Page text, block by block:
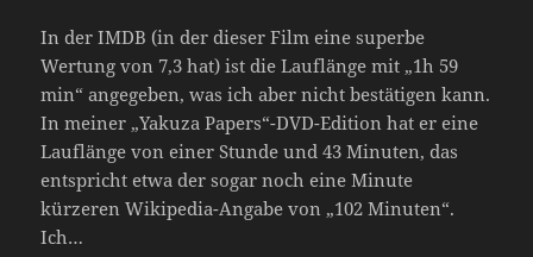
In der IMDB (in der dieser Film eine superbe
Wertung von 7,3 hat) ist die Lauflänge mit „1h 59
min“ angegeben, was ich aber nicht bestätigen kann.
In meiner „Yakuza Papers“-DVD-Edition hat er eine
Lauflänge von einer Stunde und 43 Minuten, das
entspricht etwa der sogar noch eine Minute
kürzeren Wikipedia-Angabe von „102 Minuten“.
Ich…